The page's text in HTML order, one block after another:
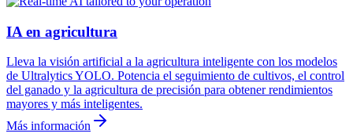
IA en agricultura
Lleva la visión artificial a la agricultura inteligente con los modelos
de Ultralytics YOLO. Potencia el seguimiento de cultivos, el control
del ganado y la agricultura de precisión para obtener rendimientos
mayores y más inteligentes.
Más información